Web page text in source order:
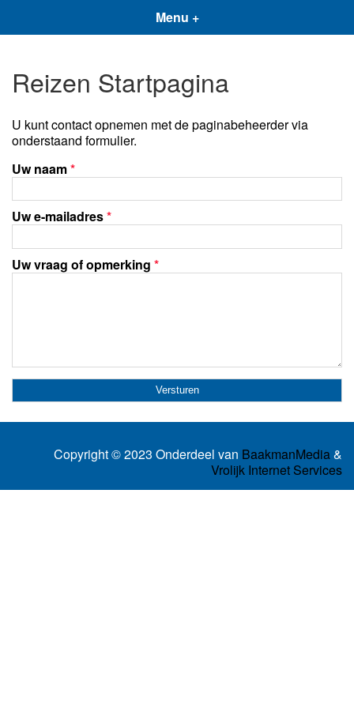
Menu +
Reizen Startpagina
U kunt contact opnemen met de paginabeheerder via
onderstaand formulier.
Uw naam*
Uw e-mailadres*
Uw vraag of opmerking *
Copyright © 2023 Onderdeel van BaakmanMedia&
Vrolijk Internet Services